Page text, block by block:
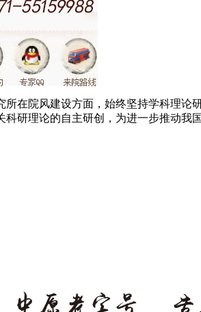
所在院风建设方面，始终坚持学科理论
科研理论的自主研创，为进一步推动我